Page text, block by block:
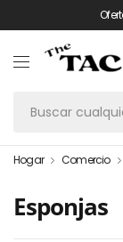
Hogar Comercio
Esponjas